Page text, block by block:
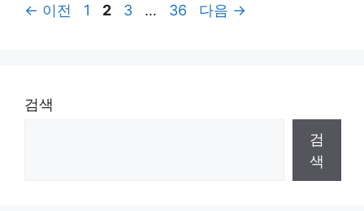
← 이전
페
1
페
2
페
3 …
페
36 다음 →
검색
검
색